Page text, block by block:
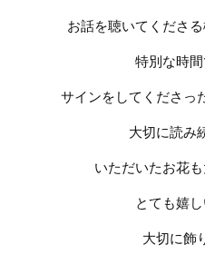
お話を聴いてくださる
特別な時間
サインをしてくださっ
大切に読み
いただいたお花
とても嬉し
大切に飾